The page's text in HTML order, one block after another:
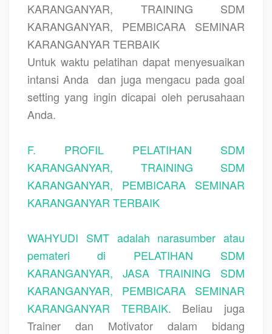
KARANGANYAR, TRAINING SDM
KARANGANYAR, PEMBICARA SEMINAR
KARANGANYAR TERBAIK
Untuk waktu pelatihan dapat menyesuaikan
intansi Anda dan juga mengacu pada goal
setting yang ingin dicapai oleh perusahaan
Anda.
F. PROFIL PELATIHAN SDM
KARANGANYAR, TRAINING SDM
KARANGANYAR, PEMBICARA SEMINAR
KARANGANYAR TERBAIK
WAHYUDI SMT adalah narasumber atau
pemateri di PELATIHAN SDM
KARANGANYAR, JASA TRAINING SDM
KARANGANYAR, PEMBICARA SEMINAR
KARANGANYAR TERBAIK. Beliau juga
Trainer dan Motivator dalam bidang